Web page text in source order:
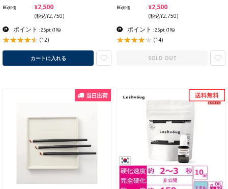
BG卸価 ¥2,500
(税込¥2,750)
ポイント : 25pt (1%)
(12)
カートに入れる
BG卸価 ¥2,500
(税込¥2,750)
ポイント : 25pt (1%)
(14)
SOLD OUT